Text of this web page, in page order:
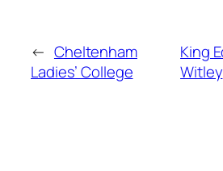
← Cheltenham
Ladies’ College
King
Witley